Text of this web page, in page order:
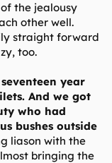
the jealousy
other well.
straight forward
too.
year
And we got
who had
bushes outside
liason with the
bringing the